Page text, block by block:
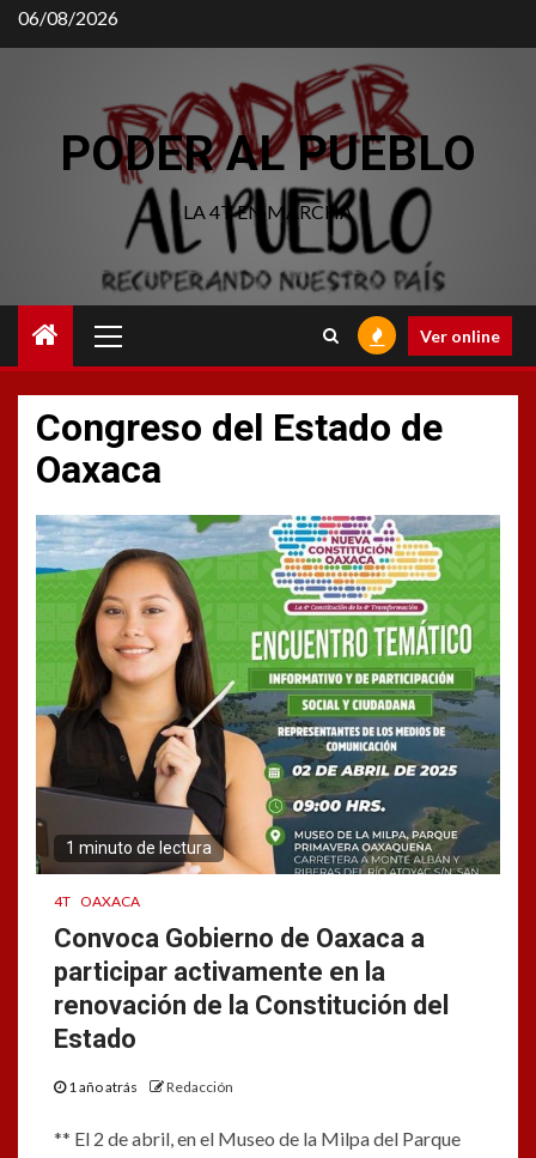
Saltar
al
06/08/2026
PODER AL PUEBLO
LA 4T EN MARCHA
principal
Ver online
Congreso del Estado de
Oaxaca
1 minuto de lectura
4T OAXACA
Convoca Gobierno de Oaxaca a
participar activamente en la
renovación de la Constitución del
Estado
1 año atrás Redacción
** El 2 de abril, en el Museo de la Milpa del Parque